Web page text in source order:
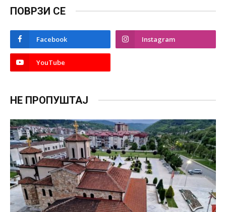
ПОВРЗИ СЕ
Facebook Instagram
YouTube
НЕ ПРОПУШТАЈ